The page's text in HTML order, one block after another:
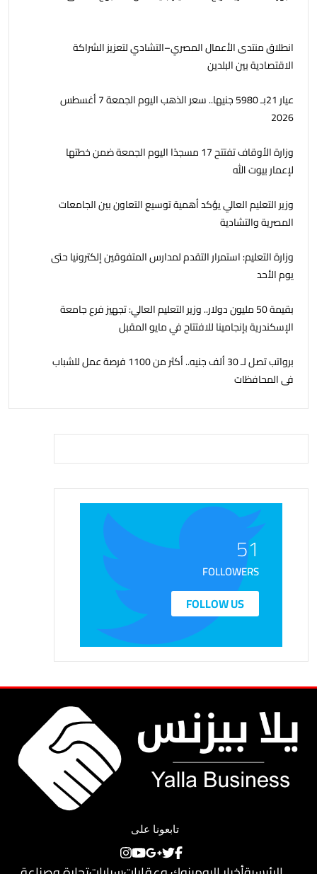
انطلاق منتدى الأعمال المصري–التشادي لتعزيز الشراكة
الاقتصادية بين البلدين
عيار 21بـ 5980 جنيها.. سعر الذهب اليوم الجمعة 7 أغسطس
2026
وزارة الأوقاف تفتتح 17 مسجدًا اليوم الجمعة ضمن خطتها
لإعمار بيوت الله
وزير التعليم العالي يؤكد أهمية توسيع التعاون بين الجامعات
المصرية والتشادية
وزارة التعليم: استمرار التقدم لمدارس المتفوقين إلكترونيا حتى
يوم الأحد
بقيمة 50 مليون دولار.. وزير التعليم العالي: تجهيز فرع جامعة
الإسكندرية بإنجامينا للافتتاح في مايو المقبل
برواتب تصل لـ 30 ألف جنيه.. أكثر من 1100 فرصة عمل للشباب
فى المحافظات
51
FOLLOWERS
FOLLOW US
تابعونا على